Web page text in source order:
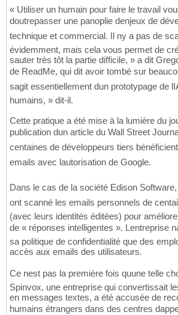
« Utiliser un humain pour faire le travail
doutrepasser une panoplie denjeux de
technique et commercial. Il ny a pas de
évidemment, mais cela vous permet de
sauter très tôt la partie difficile, » a dit
de ReadMe, qui dit avoir tombé sur
sagit essentiellement dun prototypage de
humains, » dit-il.
Cette pratique a été mise à la lumière du
publication dun article du Wall Street
centaines de développeurs tiers bénéficient
emails avec lautorisation de Google.
Dans le cas de la société Edison Software,
ont scanné les emails personnels de
(avec leurs identités éditées) pour
de « réponses intelligentes ». Lentreprise
sa politique de confidentialité que des
accès aux emails des utilisateurs.
Ce nest pas la première fois quune telle
Spinvox, une entreprise qui convertissait
en messages textes, a été accusée de
humains étrangers dans des centres